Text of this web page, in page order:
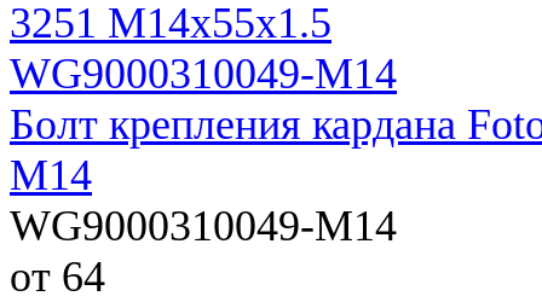
Болт крепления кардана
M14
WG9000310049-M14
от 64